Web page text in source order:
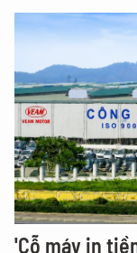
'Cỗ máy in